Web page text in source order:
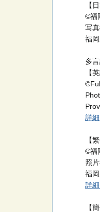
【
©福
写
福
多
【
詳
【
©福
照
福
詳
【